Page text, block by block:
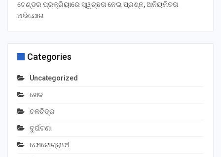
ଟେଣ୍ଡର ପ୍ରକ୍ରିୟାରେ ସ୍ୱଚ୍ଛତା ନେଇ ପ୍ରଶ୍ନ, ଅନିୟମିତତା
ଅଭିଯୋଗ
Categories
Uncategorized
ଖେଳ
ଚଳଚିତ୍ର
ଦୁର୍ଘଟଣା
ଫୋଟୋଗ୍ରାଫୀ